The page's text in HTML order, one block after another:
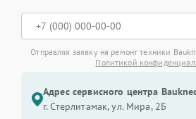
Отправляя заявку на ремонт техники
Политикой
Адрес сервисного центра
г. Стерлитамак, ул. Мира, 2Б